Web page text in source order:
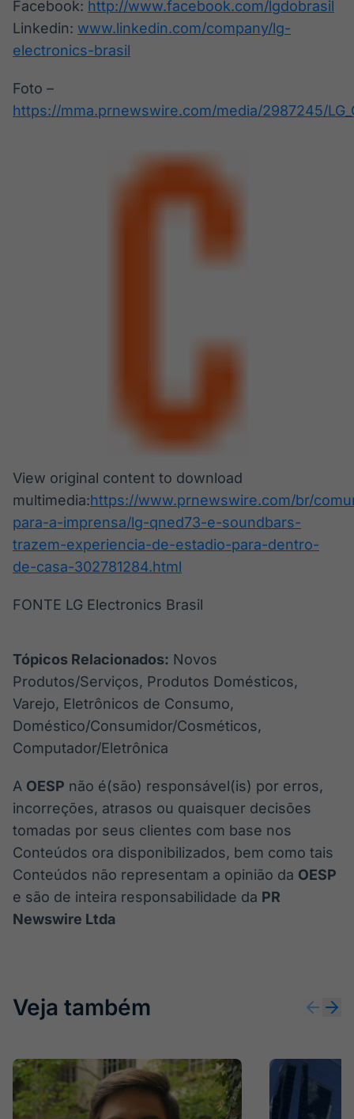
Facebook: http://www.facebook.com/lgdobrasil
Linkedin: www.linkedin.com/company/lg-
electronics-brasil
Foto –
https://mma.prnewswire.com/media/2987245/
View original content to download
multimedia:https://www.prnewswire.com/br/
para-a-imprensa/lg-qned73-e-soundbars-
trazem-experiencia-de-estadio-para-dentro-
de-casa-302781284.html
FONTE LG Electronics Brasil
Tópicos Relacionados: Novos
Produtos/Serviços, Produtos Domésticos,
Varejo, Eletrônicos de Consumo,
Doméstico/Consumidor/Cosméticos,
Computador/Eletrônica
A OESP não é(são) responsável(is) por erros,
incorreções, atrasos ou quaisquer decisões
tomadas por seus clientes com base nos
Conteúdos ora disponibilizados, bem como tais
Conteúdos não representam a opinião da OESP
e são de inteira responsabilidade da PR
Newswire Ltda
Veja também